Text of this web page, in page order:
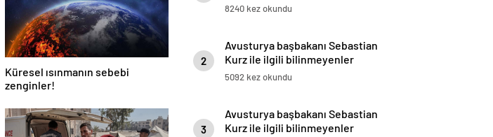
Küresel ısınmanın sebebi
zenginler!
8240 kez okundu
2
Avusturya başbakanı Sebastian
Kurz ile ilgili bilinmeyenler
5092 kez okundu
3
Avusturya başbakanı Sebastian
Kurz ile ilgili bilinmeyenler